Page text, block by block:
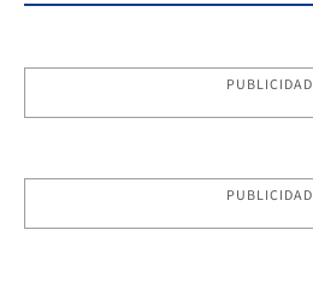
PUBLICIDAD
PUBLICIDAD